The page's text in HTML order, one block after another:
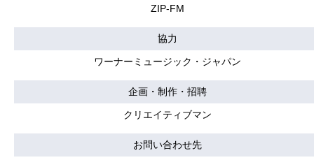
ZIP-FM
協力
ワーナーミュージック・ジャパン
企画・制作・招聘
クリエイティブマン
お問い合わせ先